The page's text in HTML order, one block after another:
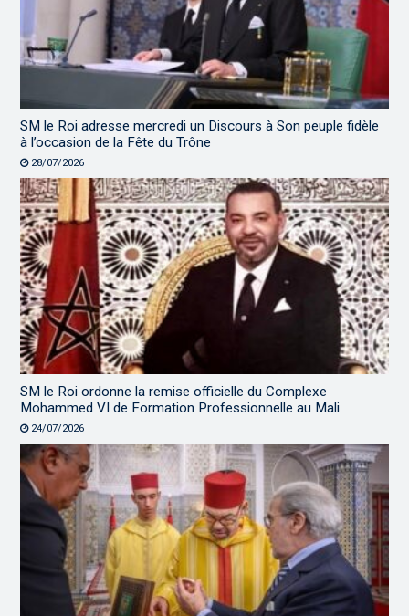
SM le Roi adresse mercredi un Discours à Son peuple fidèle
à l’occasion de la Fête du Trône
28/07/2026
SM le Roi ordonne la remise officielle du Complexe
Mohammed VI de Formation Professionnelle au Mali
24/07/2026